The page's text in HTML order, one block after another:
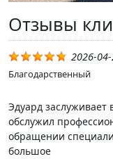
Отзывы
2026-
Благодарственный
Эдуард
обслужил
обращении
большое